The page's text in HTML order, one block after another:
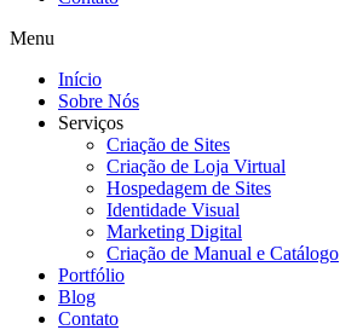
Menu
Início
Sobre Nós
Serviços
Criação de Sites
Criação de Loja Virtual
Hospedagem de Sites
Identidade Visual
Marketing Digital
Criação de Manual e Catálogo
Portfólio
Blog
Contato